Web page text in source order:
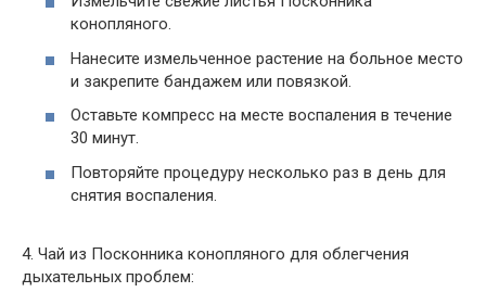
конопляного.
Нанесите измельченное растение на больное место
и закрепите бандажем или повязкой.
Оставьте компресс на месте воспаления в течение
30 минут.
Повторяйте процедуру несколько раз в день для
снятия воспаления.
4. Чай из Посконника конопляного для облегчения
дыхательных проблем: